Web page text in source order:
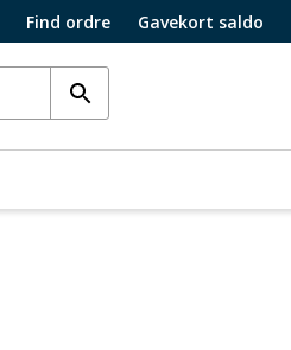
Find ordre Gavekort saldo